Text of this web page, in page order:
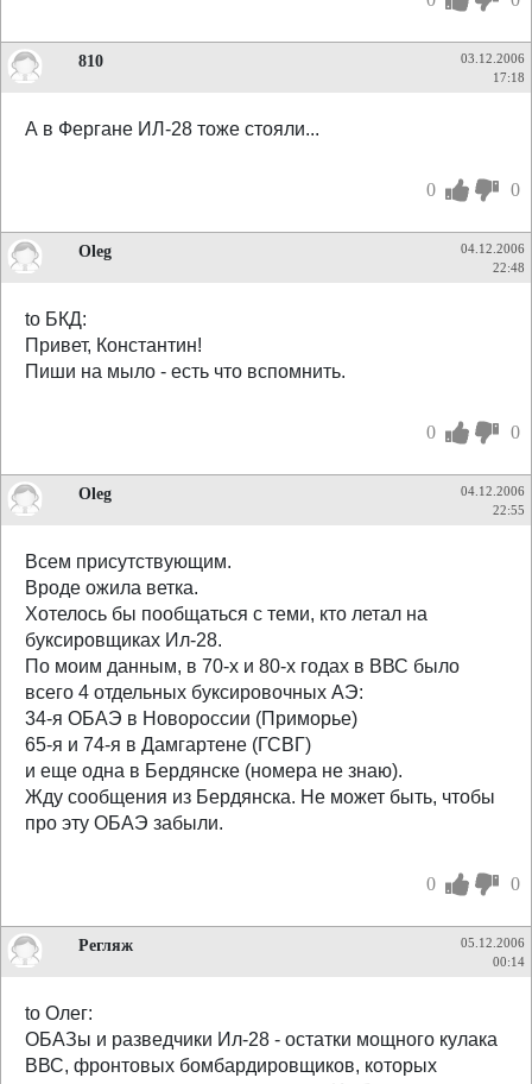
810
03.12.2006
17:18
А в Фергане ИЛ-28 тоже стояли...
0 0
Oleg
04.12.2006
22:48
to БКД:
Привет, Константин!
Пиши на мыло - есть что вспомнить.
0 0
Oleg
04.12.2006
22:55
Всем присутствующим.
Вроде ожила ветка.
Хотелось бы пообщаться с теми, кто летал на
буксировщиках Ил-28.
По моим данным, в 70-х и 80-х годах в ВВС было
всего 4 отдельных буксировочных АЭ:
34-я ОБАЭ в Новороссии (Приморье)
65-я и 74-я в Дамгартене (ГСВГ)
и еще одна в Бердянске (номера не знаю).
Жду сообщения из Бердянска. Не может быть, чтобы
про эту ОБАЭ забыли.
0 0
Регляж
05.12.2006
00:14
to Олег:
ОБАЗы и разведчики Ил-28 - остатки мощного кулака
ВВС, фронтовых бомбардировщиков, которых